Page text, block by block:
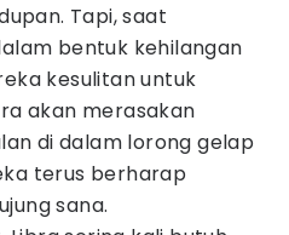
Tapi, saat
bentuk kehilangan
kesulitan untuk
akan merasakan
di dalam lorong gelap
terus berharap
sana.